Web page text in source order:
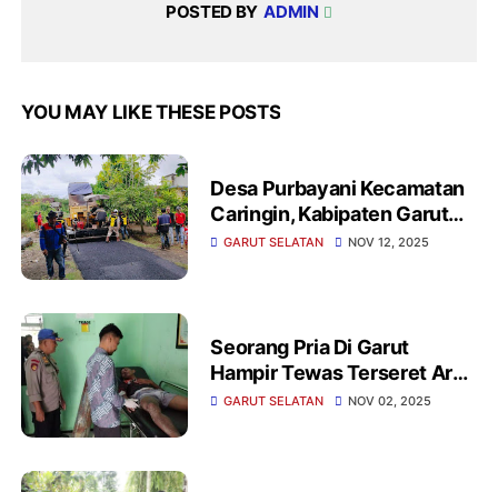
POSTED BY ADMIN
YOU MAY LIKE THESE POSTS
Desa Purbayani Kecamatan
Caringin, Kabipaten Garut
Terapkan Dana IP Hotmix
GARUT SELATAN NOV 12, 2025
Seorang Pria Di Garut
Hampir Tewas Terseret Arus
Pantai Karangpapak
GARUT SELATAN NOV 02, 2025